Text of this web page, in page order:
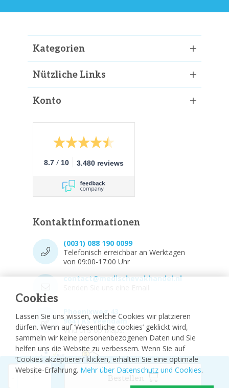
Cookies
Lassen Sie uns wissen, welche Cookies wir platzieren
dürfen. Wenn auf ‘Wesentliche cookies’ geklickt wird,
sammeln wir keine personenbezogenen Daten und Sie
helfen uns die Website zu verbessern. Wenn Sie auf
‘Cookies akzeptieren’ klicken, erhalten Sie eine optimale
Website-Erfahrung. Mehr über Datenschutz und Cookies.
Kategorien
Nützliche Links
Konto
8.7 / 10 3.480 reviews
Kontaktinformationen
(0031) 088 190 0099
Telefonisch erreichbar an Werktagen
von 09:00-17:00 Uhr
contact@medischevakhandel.nl
Phoenixweg 43,
9641 KS Veendam
Vind ons op Maps.